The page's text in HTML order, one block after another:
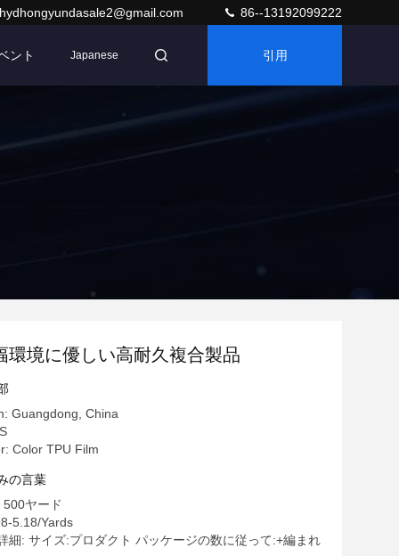
hydhongyundasale2@gmail.com 86--13192099222
ント Japanese 引用
環境に優しい高耐久複合製品
Guangdong, China
Color TPU Film
の言葉
ヤード
5.18/Yards
細: サイズ:プロダクト パッケージの数に従って:+編まれ